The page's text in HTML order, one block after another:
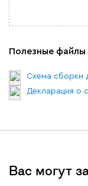
Полезные файлы
Схема сборки
Декларация о
Вас могут